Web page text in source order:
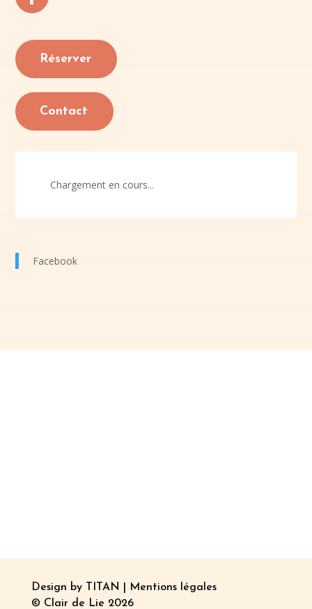
Réserver
Contact
Chargement en cours...
Facebook
Design by TITAN
Mentions légales
© Clair de Lie 2026